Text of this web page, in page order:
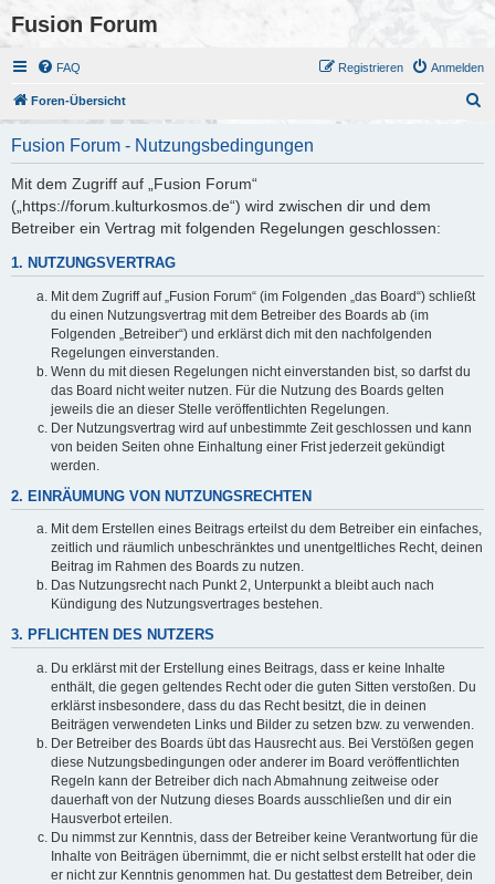
Fusion Forum
FAQ Anmelden
Registrieren
Foren-Übersicht
Fusion Forum - Nutzungsbedingungen
Mit dem Zugriff auf „Fusion Forum“
(„https://forum.kulturkosmos.de“) wird zwischen dir und dem
Betreiber ein Vertrag mit folgenden Regelungen geschlossen:
1. NUTZUNGSVERTRAG
Mit dem Zugriff auf „Fusion Forum“ (im Folgenden „das Board“) schließt
du einen Nutzungsvertrag mit dem Betreiber des Boards ab (im
Folgenden „Betreiber“) und erklärst dich mit den nachfolgenden
Regelungen einverstanden.
Wenn du mit diesen Regelungen nicht einverstanden bist, so darfst du
das Board nicht weiter nutzen. Für die Nutzung des Boards gelten
jeweils die an dieser Stelle veröffentlichten Regelungen.
Der Nutzungsvertrag wird auf unbestimmte Zeit geschlossen und kann
von beiden Seiten ohne Einhaltung einer Frist jederzeit gekündigt
werden.
2. EINRÄUMUNG VON NUTZUNGSRECHTEN
Mit dem Erstellen eines Beitrags erteilst du dem Betreiber ein einfaches,
zeitlich und räumlich unbeschränktes und unentgeltliches Recht, deinen
Beitrag im Rahmen des Boards zu nutzen.
Das Nutzungsrecht nach Punkt 2, Unterpunkt a bleibt auch nach
Kündigung des Nutzungsvertrages bestehen.
3. PFLICHTEN DES NUTZERS
Du erklärst mit der Erstellung eines Beitrags, dass er keine Inhalte
enthält, die gegen geltendes Recht oder die guten Sitten verstoßen. Du
erklärst insbesondere, dass du das Recht besitzt, die in deinen
Beiträgen verwendeten Links und Bilder zu setzen bzw. zu verwenden.
Der Betreiber des Boards übt das Hausrecht aus. Bei Verstößen gegen
diese Nutzungsbedingungen oder anderer im Board veröffentlichten
Regeln kann der Betreiber dich nach Abmahnung zeitweise oder
dauerhaft von der Nutzung dieses Boards ausschließen und dir ein
Hausverbot erteilen.
Du nimmst zur Kenntnis, dass der Betreiber keine Verantwortung für die
Inhalte von Beiträgen übernimmt, die er nicht selbst erstellt hat oder die
er nicht zur Kenntnis genommen hat. Du gestattest dem Betreiber, dein